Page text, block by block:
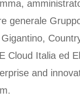
generale
Cloud Italia ed
and